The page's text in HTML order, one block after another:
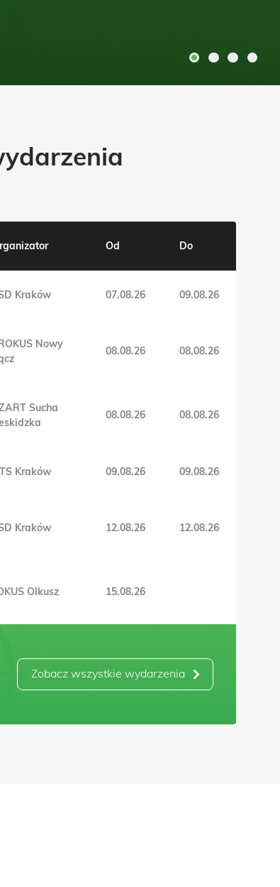
Od Do
Kraków 07.08.26 09.08.26
Nowy
08.08.26 08.08.26
Sucha
08.08.26 08.08.26
Kraków 09.08.26 09.08.26
Kraków 12.08.26 12.08.26
Olkusz 15.08.26
Zobacz wszystkie wydarzenia